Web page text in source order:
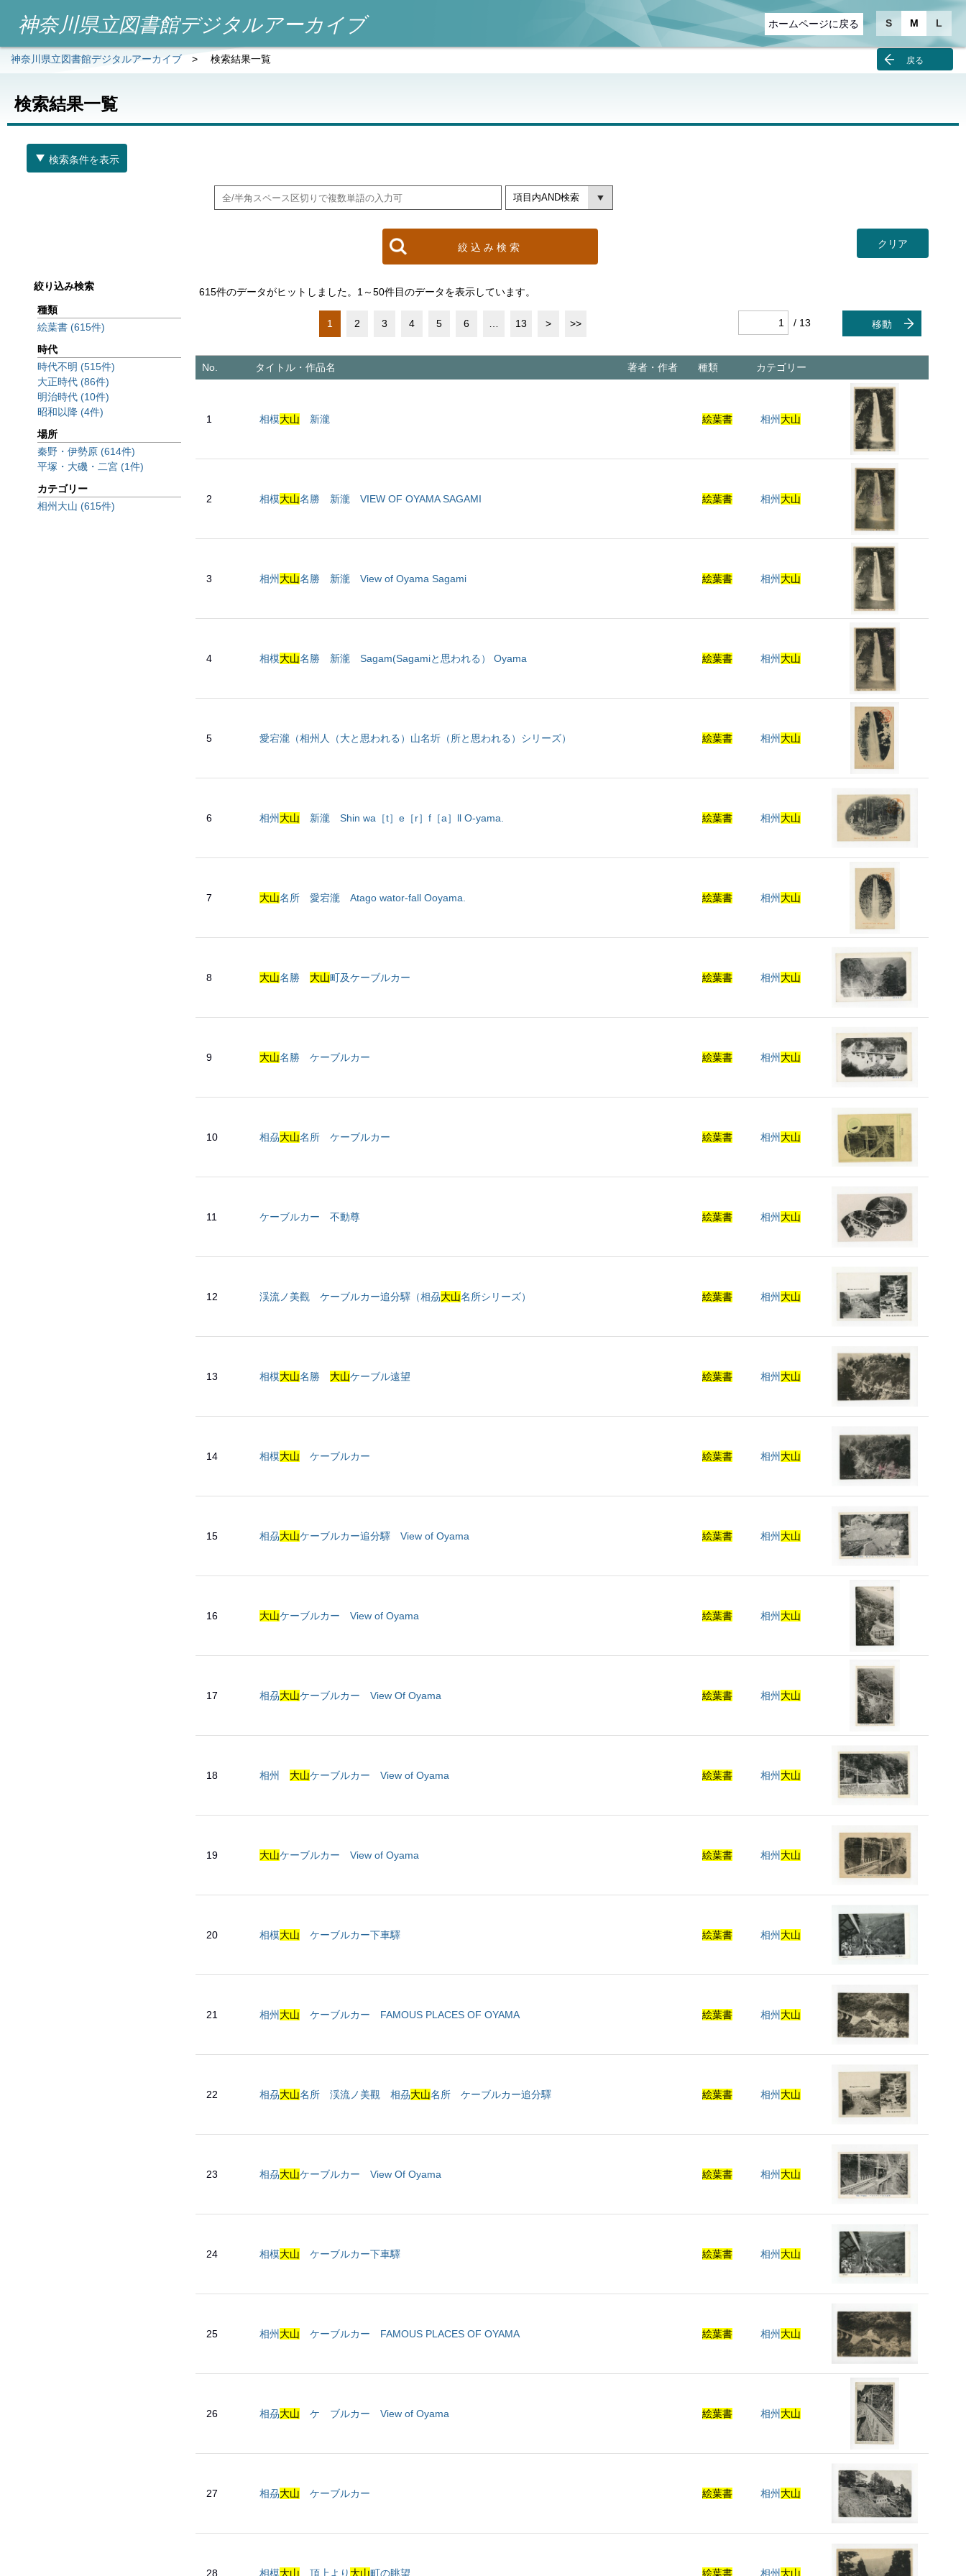
S M L
ホームページに戻る
神奈川県立図書館デジタルアーカイブ
神奈川県立図書館デジタルアーカイブ> 検索結果一覧 戻る
検索結果一覧
検索条件を表示
615件のデータがヒットしました。1～50件目のデータを表示しています。
/ 13 移動
1 2 3 4 5 6 13 > >>
No. タイトル・作品名 著者・作者 種類 カテゴリー
1 相模大山 新瀧 絵葉書 相州 大山
2 相模大山名勝 新瀧 VIEW OF OYAMA SAGAMI 絵葉書 相州 大山
3 相州 大山名勝 新瀧 View of Oyama Sagami 絵葉書 相州 大山
4 相模大山名勝 新瀧 Sagam(Sagamiと思われる） Oyama 絵葉書 相州 大山
5 愛宕瀧（相州人（大と思われる）山名圻（所と思われる）シリーズ） 絵葉書 相州 大山
6 相州 大山 新瀧 Shin wa［t］e［r］f［a］ll O-yama. 絵葉書 相州 大山
7 大山名所 愛宕瀧 Atago wator-fall Ooyama. 絵葉書 相州 大山
8 大山名勝 大山町及ケーブルカー 絵葉書 相州 大山
9 大山名勝 ケーブルカー 絵葉書 相州 大山
10 相刕大山名所 ケーブルカー 絵葉書 相州 大山
11 ケーブルカー 不動尊 絵葉書 相州 大山
12 渓流ノ美觀 ケーブルカー追分驛（相刕大山名所シリーズ） 絵葉書 相州 大山
13 相模大山名勝 大山ケーブル遠望 絵葉書 相州 大山
14 相模大山 ケーブルカー 絵葉書 相州 大山
15 相刕大山ケーブルカー追分驛 View of Oyama 絵葉書 相州 大山
16 大山ケーブルカー View of Oyama 絵葉書 相州 大山
17 相刕大山ケーブルカー View Of Oyama 絵葉書 相州 大山
18 相州 大山ケーブルカー View of Oyama 絵葉書 相州 大山
19 大山ケーブルカー View of Oyama 絵葉書 相州 大山
20 相模大山 ケーブルカー下車驛 絵葉書 相州 大山
21 相州 大山 ケーブルカー FAMOUS PLACES OF OYAMA 絵葉書 相州 大山
22 相刕大山名所 渓流ノ美觀 相刕大山名所 ケーブルカー追分驛 絵葉書 相州 大山
23 相刕大山ケーブルカー View Of Oyama 絵葉書 相州 大山
24 相模大山 ケーブルカー下車驛 絵葉書 相州 大山
25 相州 大山 ケーブルカー FAMOUS PLACES OF OYAMA 絵葉書 相州 大山
26 相刕大山 ケ ブルカー View of Oyama 絵葉書 相州 大山
27 相刕大山 ケーブルカー 絵葉書 相州 大山
28 相模大山 頂上より 大山町の眺望 絵葉書 相州 大山
絞り込み検索
種類
絵葉書 (615件)
時代
時代不明 (515件)
大正時代 (86件)
明治時代 (10件)
昭和以降 (4件)
場所
秦野・伊勢原 (614件)
平塚・大磯・二宮 (1件)
カテゴリー
相州大山 (615件)